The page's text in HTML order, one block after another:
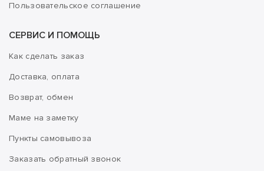
Пользовательское соглашение
СЕРВИС И ПОМОЩЬ
Как сделать заказ
Доставка, оплата
Возврат, обмен
Маме на заметку
Пункты самовывоза
Заказать обратный звонок